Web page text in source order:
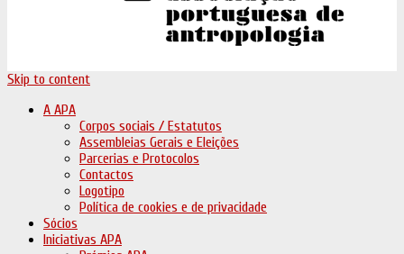
Skip to content
A APA
Corpos sociais / Estatutos
Assembleias Gerais e Eleições
Parcerias e Protocolos
Contactos
Logotipo
Política de cookies e de privacidade
Sócios
Iniciativas APA